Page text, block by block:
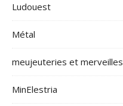
Ludouest
Métal
meujeuteries et merveilles
MinElestria